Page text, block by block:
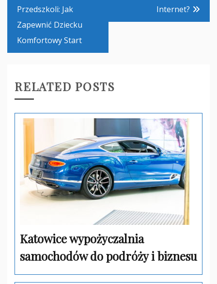
Przedszkoli: Jak
Zapewnić Dziecku
Komfortowy Start
Internet?
RELATED POSTS
Katowice wypożyczalnia
samochodów do podróży i biznesu